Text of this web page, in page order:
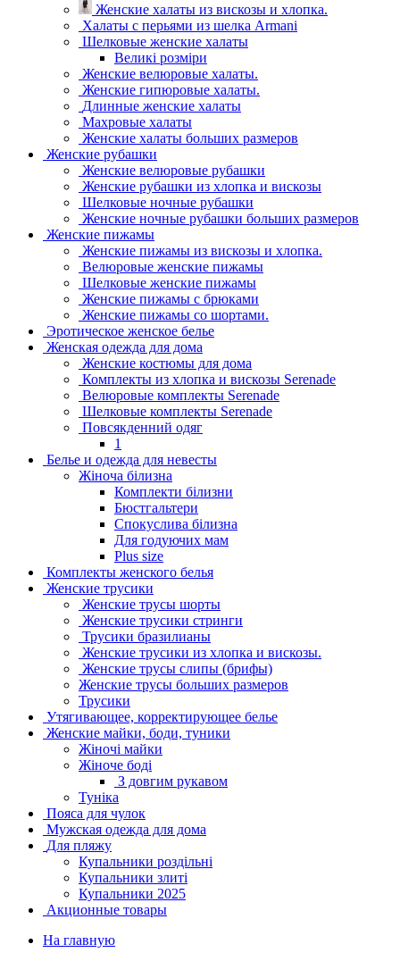
Женские халаты из вискозы и хлопка.
Халаты с перьями из шелка Armani
Шелковые женские халаты
Великі розміри
Женские велюровые халаты.
Женские гипюровые халаты.
Длинные женские халаты
Махровые халаты
Женские халаты больших размеров
Женские рубашки
Женские велюровые рубашки
Женские рубашки из хлопка и вискозы
Шелковые ночные рубашки
Женские ночные рубашки больших размеров
Женские пижамы
Женские пижамы из вискозы и хлопка.
Велюровые женские пижамы
Шелковые женские пижамы
Женские пижамы с брюками
Женские пижамы со шортами.
Эротическое женское белье
Женская одежда для дома
Женские костюмы для дома
Комплекты из хлопка и вискозы Serenade
Велюровые комплекты Serenade
Шелковые комплекты Serenade
Повсякденний одяг
1
Белье и одежда для невесты
Жіноча білизна
Комплекти білизни
Бюстгальтери
Спокуслива білизна
Для годуючих мам
Plus size
Комплекты женского белья
Женские трусики
Женские трусы шорты
Женские трусики стринги
Трусики бразилианы
Женские трусики из хлопка и вискозы.
Женские трусы слипы (брифы)
Женские трусы больших размеров
Трусики
Утягивающее, корректирующее белье
Женские майки, боди, туники
Жіночі майки
Жіноче боді
З довгим рукавом
Туніка
Пояса для чулок
Мужская одежда для дома
Для пляжу
Купальники роздільні
Купальники злиті
Купальники 2025
Акционные товары
На главную